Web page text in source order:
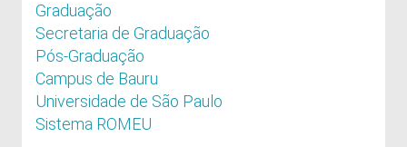
Graduação
Secretaria de Graduação
Pós-Graduação
Campus de Bauru
Universidade de São Paulo
Sistema ROMEU